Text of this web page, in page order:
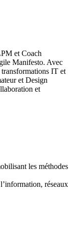
et Coach
Manifesto. Avec
transformations IT et
et Design
et
les méthodes
réseaux